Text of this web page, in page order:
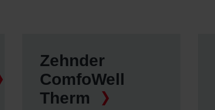
Zehnder
ComfoWell
Therm